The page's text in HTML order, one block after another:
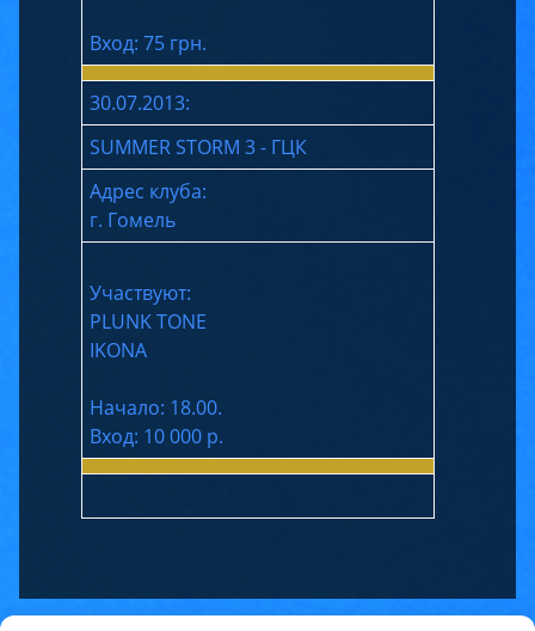
Вход: 75 грн.
30.07.2013:
SUMMER STORM 3 - ГЦК
Адрес клуба:
г. Гомель
Участвуют:
PLUNK TONE
IKONA
Начало: 18.00.
Вход: 10 000 р.